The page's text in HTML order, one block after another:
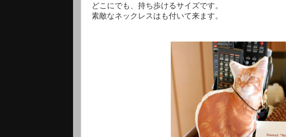
どこにでも、持ち歩けるサイズです。
素敵なネックレスはも付いて来ます。